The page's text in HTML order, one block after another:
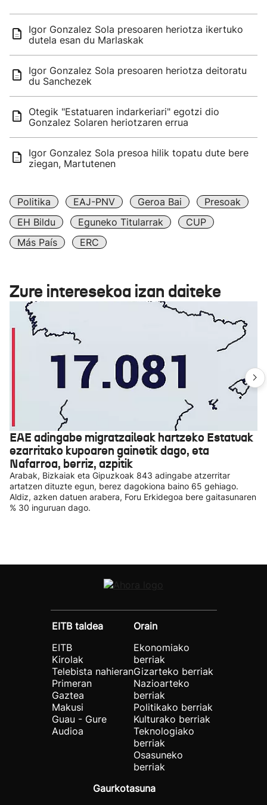
Igor Gonzalez Sola presoaren heriotza ikertuko
dutela esan du Marlaskak
Igor Gonzalez Sola presoaren heriotza deitoratu
du Sanchezek
Otegik "Estatuaren indarkeriari" egotzi dio
Gonzalez Solaren heriotzaren errua
Igor Gonzalez Sola presoa hilik topatu dute bere
ziegan, Martutenen
Politika EAJ-PNV Geroa Bai
Presoak
EH Bildu
Eguneko Titularrak
CUP
Más País
ERC
Zure interesekoa izan daiteke
EAE adingabe migratzaileak hartzeko Estatuak
ezarritako kupoaren gainetik dago, eta
Nafarroa, berriz, azpitik
Arabak, Bizkaiak eta Gipuzkoak 843 adingabe atzerritar
artatzen dituzte egun, berez dagokiona baino 65 gehiago.
Aldiz, azken datuen arabera, Foru Erkidegoa bere gaitasunaren
% 30 inguruan dago.
EITB taldea
EITB
Kirolak
Telebista nahieran
Primeran
Gaztea
Makusi
Guau - Gure
Audioa
Orain
Ekonomiako
berriak
Gizarteko berriak
Nazioarteko
berriak
Politikako berriak
Kulturako berriak
Teknologiako
berriak
Osasuneko
berriak
Gaurkotasuna